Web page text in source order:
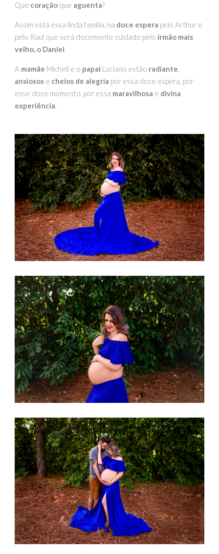
Que coração que aguenta?
Assim está essa linda família, na doce espera pelo Arthur e
pelo Raul que será docemente cuidado pelo irmão mais
velho, o Daniel.
A mamãe Micheli e o papai Luciano estão radiante,
ansiosos e cheios de alegria por essa doce espera, por
esse doce momento, por essa maravilhosa e divina
experiência.